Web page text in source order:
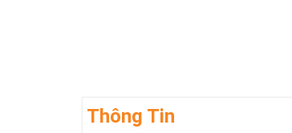
Thông Tin